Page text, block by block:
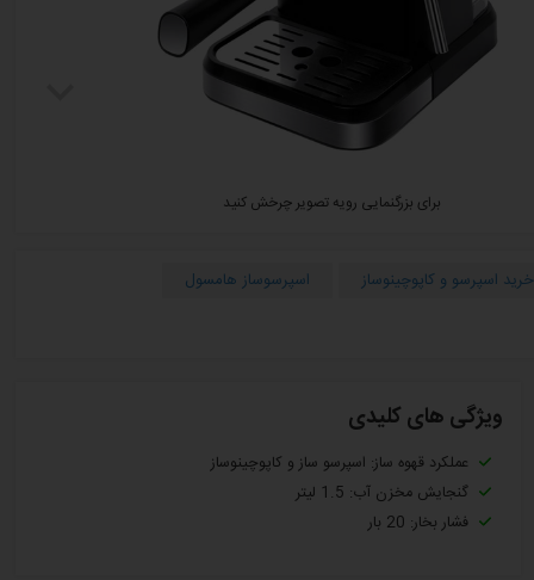
برای بزرگنمایی رویه تصویر چرخش کنید
خرید اسپرسو و کاپوچینوساز اسپرسوساز هامسول
ویژگی های کلیدی
عملکرد قهوه ساز: اسپرسو ساز و کاپوچینوساز
گنجایش مخزن آب: 1.5 لیتر
فشار بخار: 20 بار